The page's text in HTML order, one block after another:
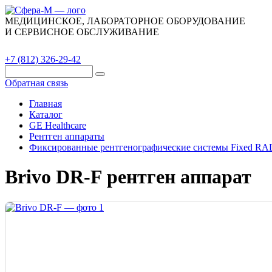
МЕДИЦИНСКОЕ, ЛАБОРАТОРНОЕ ОБОРУДОВАНИЕ
И СЕРВИСНОЕ ОБСЛУЖИВАНИЕ
+7 (812) 326-29-42
Обратная связь
Главная
Каталог
GE Healthcare
Рентген аппараты
Фиксированные рентгенографические системы Fixed
Brivo DR-F рентген аппарат